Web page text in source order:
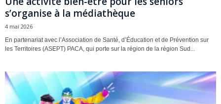
s’organise à la médiathèque
4 mai 2026
En partenariat avec l’Association de Santé, d’Éducation et de Prévention sur
les Territoires (ASEPT) PACA, qui porte sur la région de la région Sud...